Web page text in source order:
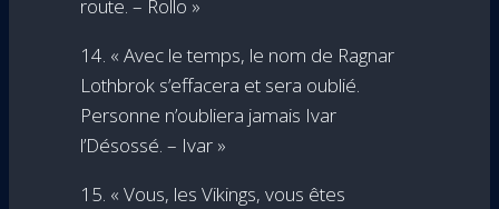
route. – Rollo »
14. « Avec le temps, le nom de Ragnar
Lothbrok s’effacera et sera oublié.
Personne n’oubliera jamais Ivar
l’Désossé. – Ivar »
15. « Vous, les Vikings, vous êtes